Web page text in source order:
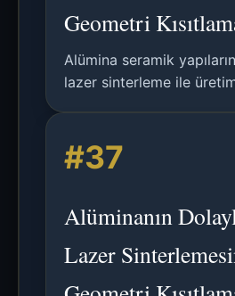
Geometri
Alümina seramik
lazer sinterleme ile
özgü sınırlamaların
#37
Alüminanın
Lazer